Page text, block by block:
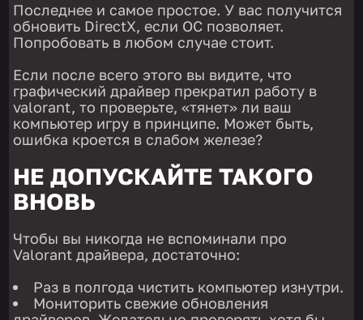
Последнее и самое простое. У вас получится
обновить DirectX, если ОС позволяет.
Попробовать в любом случае стоит.
Если после всего этого вы видите, что
графический драйвер прекратил работу в
valorant, то проверьте, «тянет» ли ваш
компьютер игру в принципе. Может быть,
ошибка кроется в слабом железе?
НЕ ДОПУСКАЙТЕ ТАКОГО
ВНОВЬ
Чтобы вы никогда не вспоминали про
Valorant драйвера, достаточно:
Раз в полгода чистить компьютер изнутри.
Мониторить свежие обновления